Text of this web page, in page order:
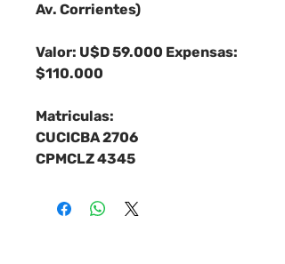
Av. Corrientes)
Valor: U$D 59.000 Expensas:
$110.000
Matriculas:
CUCICBA 2706
CPMCLZ 4345